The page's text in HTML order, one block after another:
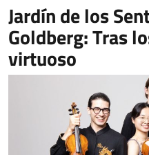
Jardín de los
Goldberg: Tras
virtuoso